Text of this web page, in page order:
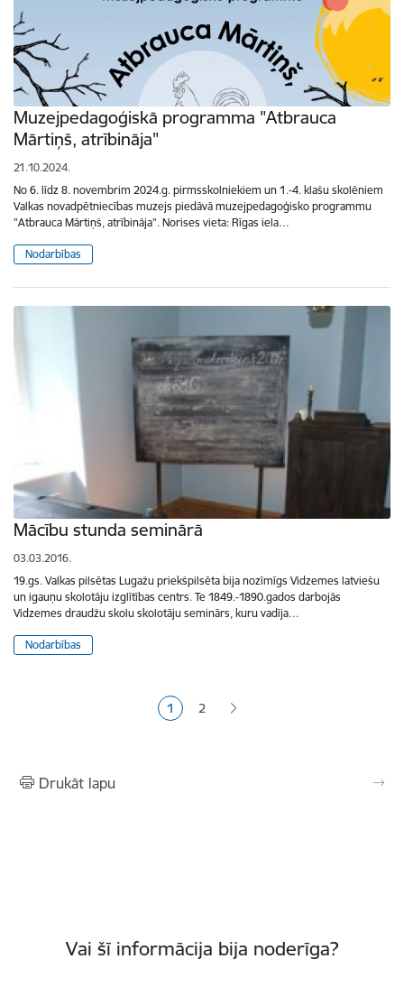
Muzejpedagoģiskā programma "Atbrauca
Mārtiņš, atrībināja"
21.10.2024.
No 6. līdz 8. novembrim 2024.g. pirmsskolniekiem un 1.-4. klašu skolēniem
Valkas novadpētniecības muzejs piedāvā muzejpedagoģisko programmu
"Atbrauca Mārtiņš, atrībināja". Norises vieta: Rīgas iela…
Nodarbības
Mācību stunda seminārā
03.03.2016.
19.gs. Valkas pilsētas Lugažu priekšpilsēta bija nozīmīgs Vidzemes latviešu
un igauņu skolotāju izglītības centrs. Te 1849.-1890.gados darbojās
Vidzemes draudžu skolu skolotāju seminārs, kuru vadīja…
Nodarbības
Pašreizējā lapa
1 Lapa
2
Drukāt lapu
Vai šī informācija bija noderīga?